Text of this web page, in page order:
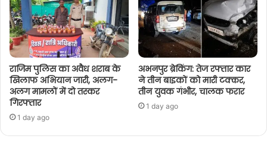
राजिम पुलिस का अवैध शराब के
खिलाफ अभियान जारी, अलग-
अलग मामलों में दो तस्कर
गिरफ्तार
1 day ago
अभनपुर ब्रेकिंग: तेज रफ्तार कार
ने तीन बाइकों को मारी टक्कर,
तीन युवक गंभीर, चालक फरार
1 day ago